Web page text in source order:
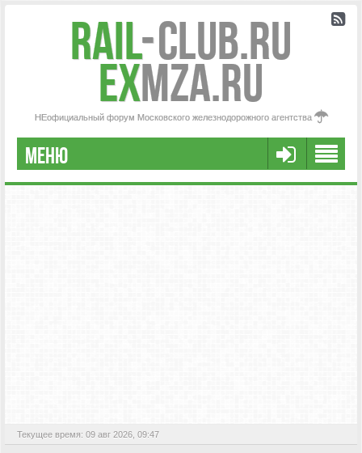
Rail-Club.RU
exMZA.RU
НЕофициальный форум Московского железнодорожного агентства
МЕНЮ
FAQ
Текущее время: 09 авг 2026, 09:47